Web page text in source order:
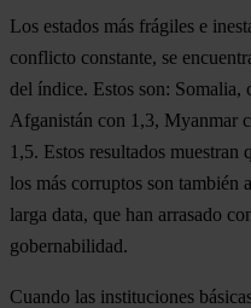
Los estados más frágiles e
conflicto constante, se
del índice. Estos son: Somalia,
Afganistán con 1,3, Myanmar
1,5. Estos resultados muestran
los más corruptos son también
larga data, que han arrasado
gobernabilidad.
Cuando las instituciones